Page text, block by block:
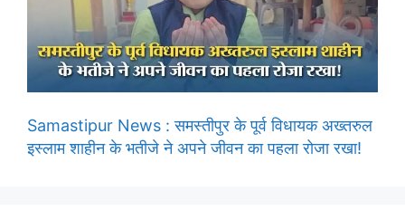
Samastipur News : समस्तीपुर के पूर्व विधायक अख्तरुल
इस्लाम शाहीन के भतीजे ने अपने जीवन का पहला रोजा रखा!